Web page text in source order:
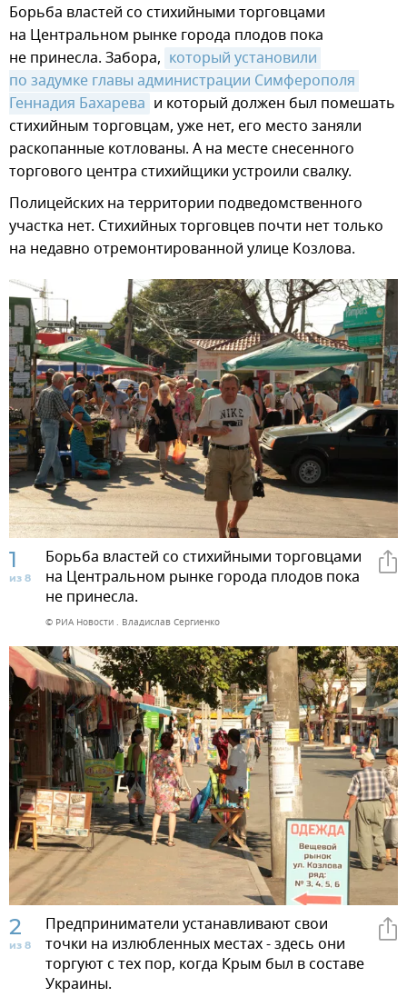
Борьба властей со стихийными торговцами
на Центральном рынке города плодов пока
не принесла. Забора, который установили
по задумке главы администрации Симферополя
Геннадия Бахарева и который должен был помешать
стихийным торговцам, уже нет, его место заняли
раскопанные котлованы. А на месте снесенного
торгового центра стихийщики устроили свалку.
Полицейских на территории подведомственного
участка нет. Стихийных торговцев почти нет только
на недавно отремонтированной улице Козлова.
1
из 8
Борьба властей со стихийными торговцами
на Центральном рынке города плодов пока
не принесла.
© РИА Новости . Владислав Сергиенко
2
из 8
Предприниматели устанавливают свои
точки на излюбленных местах - здесь они
торгуют с тех пор, когда Крым был в составе
Украины.